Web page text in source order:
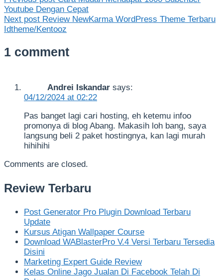
Youtube Dengan Cepat
Next post Review NewKarma WordPress Theme Terbaru
Idtheme/Kentooz
1 comment
Andrei Iskandar says:
04/12/2024 at 02:22
Pas banget lagi cari hosting, eh ketemu infoo
promonya di blog Abang. Makasih loh bang, saya
langsung beli 2 paket hostingnya, kan lagi murah
hihihihi
Comments are closed.
Review Terbaru
Post Generator Pro Plugin Download Terbaru
Update
Kursus Atigan Wallpaper Course
Download WABlasterPro V.4 Versi Terbaru Tersedia
Disini
Marketing Expert Guide Review
Kelas Online Jago Jualan Di Facebook Telah Di